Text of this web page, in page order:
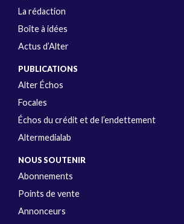
La rédaction
Boîte à idées
Actus d’Alter
PUBLICATIONS
Alter Échos
Focales
Échos du crédit et de l’endettement
Altermedialab
NOUS SOUTENIR
Abonnements
Points de vente
Annonceurs